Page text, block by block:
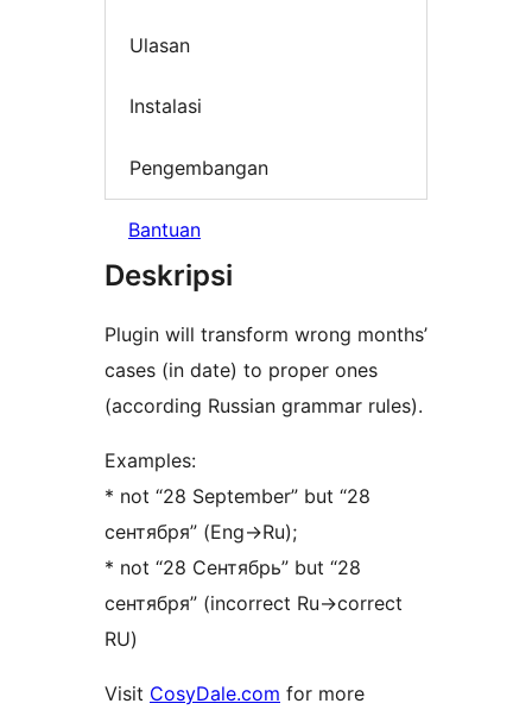
Ulasan
Instalasi
Pengembangan
Bantuan
Deskripsi
Plugin will transform wrong months’
cases (in date) to proper ones
(according Russian grammar rules).
Examples:
* not “28 September” but “28
сентября” (Eng->Ru);
* not “28 Сентябрь” but “28
сентября” (incorrect Ru->correct
RU)
Visit CosyDale.com for more